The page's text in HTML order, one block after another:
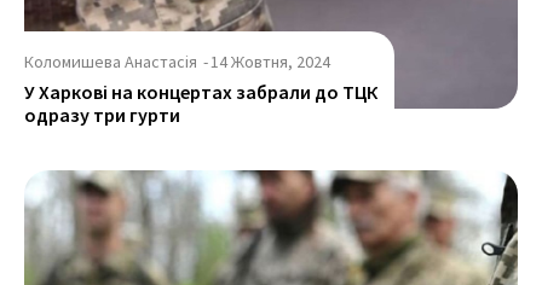
Коломишева Анастасія -14 Жовтня, 2024
У Харкові на концертах забрали до ТЦК
одразу три гурти